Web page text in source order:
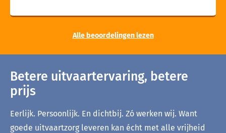
Alle beoordelingen lezen
Betere uitvaartervaring, betere
prijs
Eerlijk. Persoonlijk. En dichtbij. Zó werken wij. Want
goede uitvaartzorg leveren kan écht met alle vrijheid